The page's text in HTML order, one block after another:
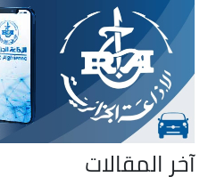
آخر المقالات